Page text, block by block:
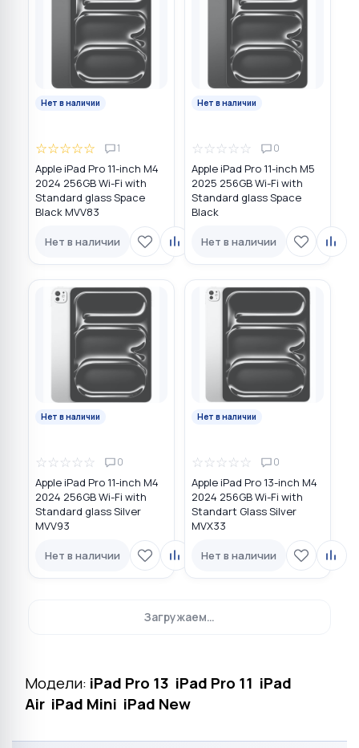
Нет в наличии
☆☆☆☆☆ 1
Apple iPad Pro 11-inch M4
2024 256GB Wi-Fi with
Standard glass Space
Black MVV83
Нет в наличии
Нет в наличии
☆☆☆☆☆ 0
Apple iPad Pro 11-inch M5
2025 256GB Wi-Fi with
Standard glass Space
Black
Нет в наличии
Нет в наличии
☆☆☆☆☆ 0
Apple iPad Pro 11-inch M4
2024 256GB Wi-Fi with
Standard glass Silver
MVV93
Нет в наличии
Нет в наличии
☆☆☆☆☆ 0
Apple iPad Pro 13-inch M4
2024 256GB Wi-Fi with
Standart Glass Silver
MVX33
Нет в наличии
Загружаем…
Модели: iPad Pro 13 iPad Pro 11 iPad
Air iPad Mini iPad New